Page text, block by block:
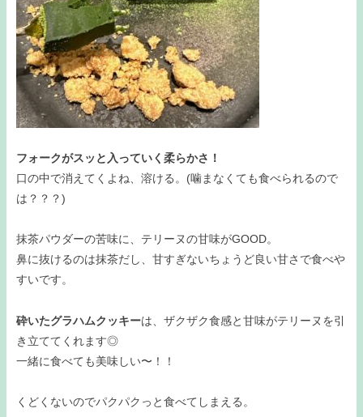
フォークがスッと入っていく柔らかさ！
口の中で消えてくよね、溶ける。(噛まなくても食べられるので
は？？？)
抹茶パウダーの苦味に、テリーヌの甘味がGOOD。
鼻に抜けるのは抹茶だし、甘すぎないちょうど良い甘さで食べや
すいです。
砕いたグラハムクッキーは、ザクザク食感と甘味がテリーヌを引
き立ててくれます◎
一緒に食べても美味しい〜！！
くどくないのでパクパクっと食べてしまえる。